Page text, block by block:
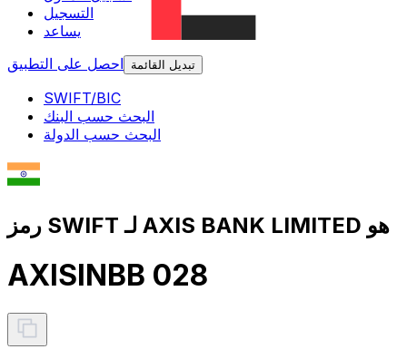
التسجيل
يساعد
احصل على التطبيق
تبديل القائمة
SWIFT/BIC
البحث حسب البنك
البحث حسب الدولة
رمز SWIFT لـ AXIS BANK LIMITED هو
AXISINBB 028